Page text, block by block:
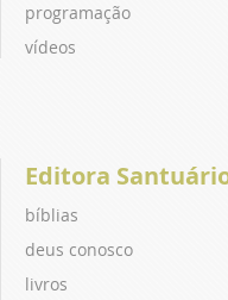
programação
vídeos
Editora
bíblias
deus conosco
livros